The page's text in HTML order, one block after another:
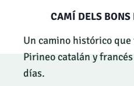
CAMÍ DELS
Un camino histórico
Pirineo catalán y
días.